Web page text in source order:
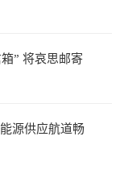
” 将哀思邮寄
源供应航道畅